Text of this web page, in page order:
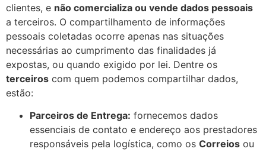
clientes, e não comercializa ou vende dados pessoais
a terceiros. O compartilhamento de informações
pessoais coletadas ocorre apenas nas situações
necessárias ao cumprimento das finalidades já
expostas, ou quando exigido por lei. Dentre os
terceiros com quem podemos compartilhar dados,
estão:
Parceiros de Entrega: fornecemos dados
essenciais de contato e endereço aos prestadores
responsáveis pela logística, como os Correios ou